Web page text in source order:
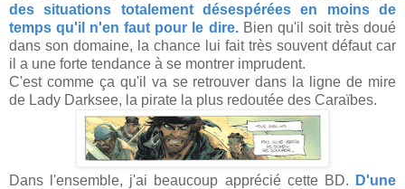
des situations totalement désespérées en moins de
temps qu'il n'en faut pour le dire. Bien qu'il soit très doué
dans son domaine, la chance lui fait très souvent défaut car
il a une forte tendance à se montrer imprudent.
C'est comme ça qu'il va se retrouver dans la ligne de mire
de Lady Darksee, la pirate la plus redoutée des Caraïbes.
Dans l'ensemble, j'ai beaucoup apprécié cette BD.
D'une